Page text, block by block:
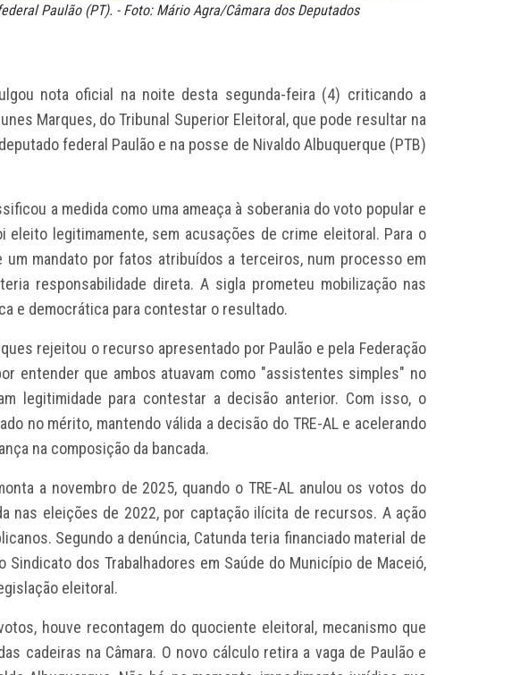
Paulão (PT). - Foto: Mário Agra/Câmara dos Deputados
nota oficial na noite desta segunda-feira (4) criticando a
Marques, do Tribunal Superior Eleitoral, que pode resultar na
federal Paulão e na posse de Nivaldo Albuquerque (PTB)
a medida como uma ameaça à soberania do voto popular e
eleito legitimamente, sem acusações de crime eleitoral. Para o
um mandato por fatos atribuídos a terceiros, num processo em
responsabilidade direta. A sigla prometeu mobilização nas
e democrática para contestar o resultado.
rejeitou o recurso apresentado por Paulão e pela Federação
entender que ambos atuavam como "assistentes simples" no
legitimidade para contestar a decisão anterior. Com isso, o
no mérito, mantendo válida a decisão do TRE-AL e acelerando
na composição da bancada.
a novembro de 2025, quando o TRE-AL anulou os votos do
nas eleições de 2022, por captação ilícita de recursos. A ação
Segundo a denúncia, Catunda teria financiado material de
Sindicato dos Trabalhadores em Saúde do Município de Maceió,
eleitoral.
houve recontagem do quociente eleitoral, mecanismo que
cadeiras na Câmara. O novo cálculo retira a vaga de Paulão e